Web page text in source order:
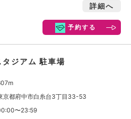
詳細へ
予約する
ジアム 駐車場
京都府中市白糸台3丁目33-53
〜23:59